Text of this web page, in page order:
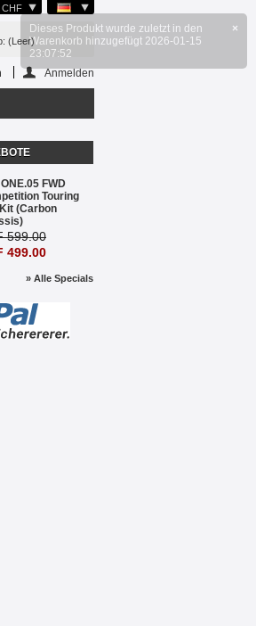
CHF
(Leer)
Anmelden
ONE.05 FWD
Touring
(Carbon
599.00
499.00
» Alle Specials